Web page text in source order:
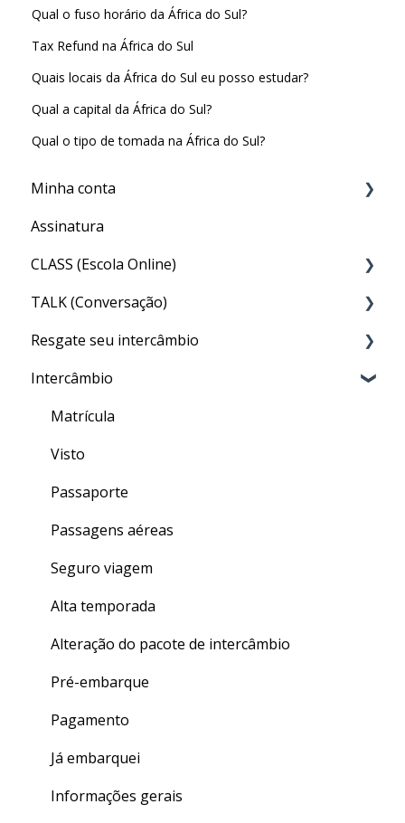
Qual o fuso horário da África do Sul?
Tax Refund na África do Sul
Quais locais da África do Sul eu posso estudar?
Qual a capital da África do Sul?
Qual o tipo de tomada na África do Sul?
Minha conta
Minha Conta
Assinatura
CLASS (Escola Online)
Acesso ao CLASS
Conteúdo do CLASS
Meu nível no CLASS
Como fazer as aulas de inglês geral do CLASS
Quizzes
Finalizando seu curso
Dúvidas gerais
TALK (Conversação)
Por que preciso fazer o TALK?
Aula particular (PRIVATE TALK)
Aula em grupo (GROUP TALK)
Dentro do TALK
Crédito de Aulas
Resgate seu intercâmbio
Resgate
Intercâmbio
Matrícula
Visto
Passaporte
Passagens aéreas
Seguro viagem
Alta temporada
Alteração do pacote de intercâmbio
Pré-embarque
Pagamento
Já embarquei
Informações gerais